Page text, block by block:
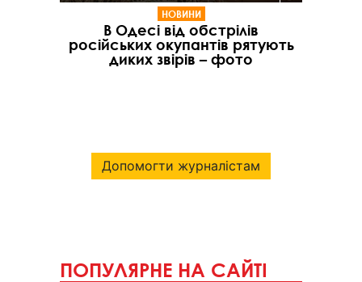
НОВИНИ
В Одесі від обстрілів
російських окупантів рятують
диких звірів – фото
Допомогти журналістам
ПОПУЛЯРНЕ НА САЙТІ